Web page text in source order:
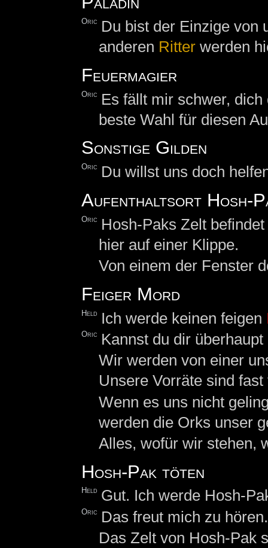
Oric
Du bist der Einzige von
anderen Ritterwerden
Feuermagier
Oric
Es fällt mir schwer,
beste Wahl für diesen
Sonstige Gilden
Oric Du willst uns doch
Aufenthaltsort Hosh-
Oric
Hosh-Paks Zelt
hier auf einer Klippe.
Von einem der Fenster
Feiger Mord
Held Ich werde keinen feigen
Oric
Kannst du dir
Wir werden von einer
Unsere Vorräte sind
Wenn es uns nicht
werden die Orks unser
Alles, wofür wir stehen,
Hosh-Pak töten
Held Gut. Ich werde Hosh-
Oric
Das freut mich zu hören.
Das Zelt von Hosh-Pak